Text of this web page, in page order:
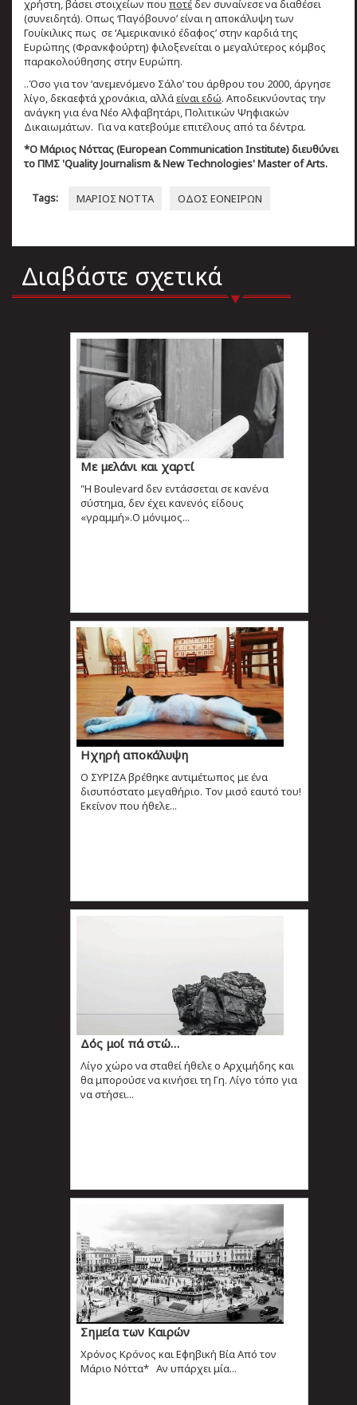
χρήστη, βάσει στοιχείων που ποτέδεν συναίνεσε να διαθέσει
(συνειδητά). Οπως ‘Παγόβουνο’ είναι η αποκάλυψη των
Γουίκιλικς πως σε ‘Αμερικανικό έδαφος’ στην καρδιά της
Ευρώπης (Φρανκφούρτη) φιλοξενείται ο μεγαλύτερος κόμβος
παρακολούθησης στην Ευρώπη.
..Όσο για τον ‘ανεμενόμενο Σάλο’ του άρθρου του 2000, άργησε
λίγο, δεκαεφτά χρονάκια, αλλάείναι εδώ. Αποδεικνύοντας την
ανάγκη για ένα Νέο Αλφαβητάρι, Πολιτικών Ψηφιακών
Δικαιωμάτων. Για να κατεβούμε επιτέλους από τα δέντρα.
*O Mάριος Nόττας (European Communication Institute) διευθύνει
το ΠΜΣ 'Quality Journalism & New Technologies' Master of Arts.
Tags: ΜΑΡΙΟΣ ΝΟΤΤΑ ΟΔΟΣ ΕΟΝΕΙΡΩΝ
Διαβάστε σχετικά
Με μελάνι και χαρτί
"Η Βoulevard δεν εντάσσεται σε κανένα
σύστημα, δεν έχει κανενός είδους
«γραμμή».Ο μόνιμος...
Ηχηρή αποκάλυψη
Ο ΣΥΡΙΖΑ βρέθηκε αντιμέτωπος με ένα
δισυπόστατο μεγαθήριο. Τον μισό εαυτό του!
Εκείνον που ήθελε...
Δός μοί πά στώ…
Λίγο χώρο να σταθεί ήθελε ο Αρχιμήδης και
θα μπορούσε να κινήσει τη Γη. Λίγο τόπο για
να στήσει...
Σημεία των Καιρών
Χρόνος Κρόνος και Εφηβική Βία Από τον
Μάριο Νόττα* Aν υπάρχει μία...